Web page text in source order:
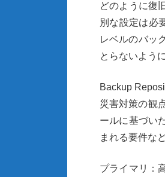
どのように復
別な設定は必
レベルのバッ
とらないよう
Backup
災害対策の観
ールに基づい
まれる要件な
プライマリ：